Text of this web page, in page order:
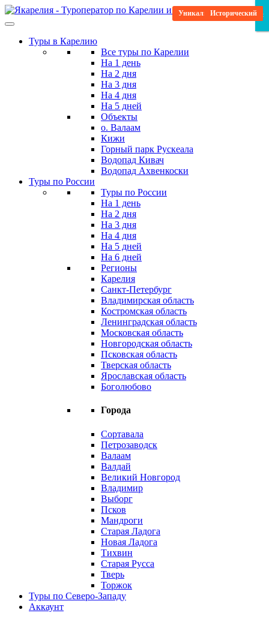
Skip
to
contentТуры в Карелию
Все туры по Карелии
На 1 день
На 2 дня
На 3 дня
На 4 дня
На 5 дней
Объекты
о. Валаам
Кижи
Горный парк Рускеала
Водопад Кивач
Водопад Ахвенкоски
Туры по России
Туры по России
На 1 день
На 2 дня
На 3 дня
На 4 дня
На 5 дней
На 6 дней
Регионы
Карелия
Санкт-Петербург
Владимирская область
Костромская область
Ленинградская область
Московская область
Новгородская область
Псковская область
Тверская область
Ярославская область
Боголюбово
Города
Сортавала
Петрозаводск
Валаам
Валдай
Великий Новгород
Владимир
Выборг
Псков
Мандроги
Старая Ладога
Новая Ладога
Тихвин
Старая Русса
Тверь
Торжок
Туры по Северо-Западу
Аккаунт
Посещение святых мест
Отпуск в Карелии
Релаксационный
Бюджетные
Уникальная программа
Исторический
Исторический ×××